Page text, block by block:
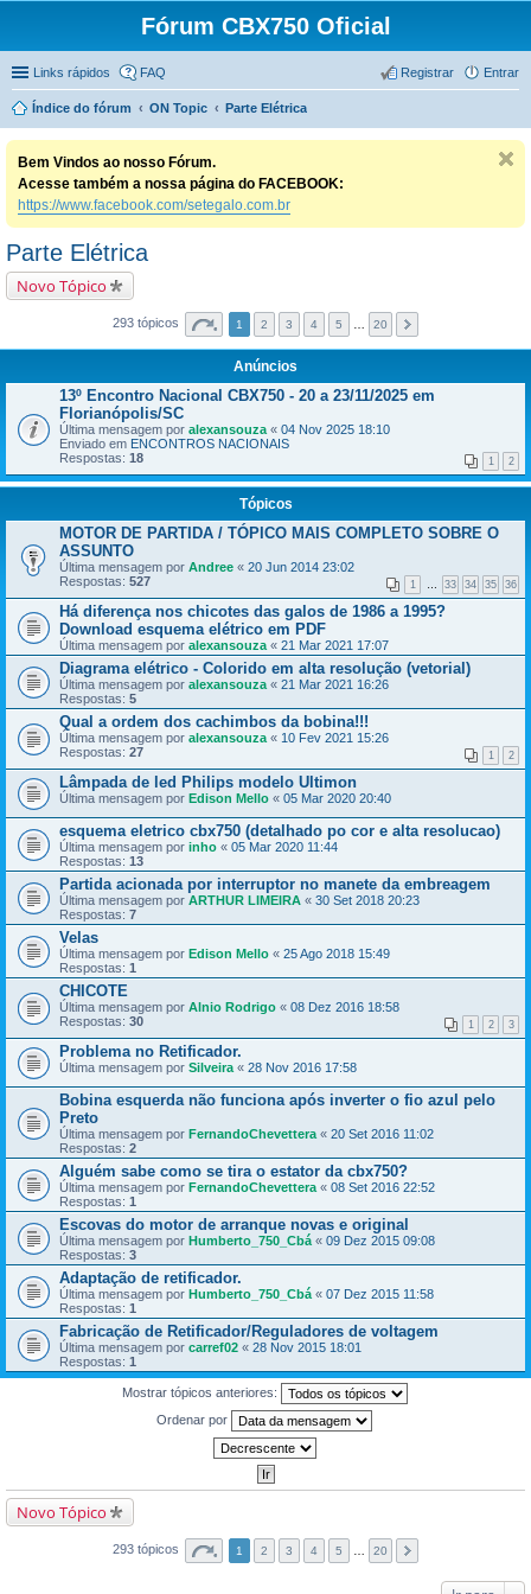
Fórum CBX750 Oficial
Links rápidos FAQ Entrar
Registrar
Índice do fórum ON Topic Parte Elétrica
Bem Vindos ao nosso Fórum.
Acesse também a nossa página do FACEBOOK:
https://www.facebook.com/setegalo.com.br
Parte Elétrica
Novo Tópico
293 tópicos 1 2 3 4 5 20
Anúncios
13º Encontro Nacional CBX750 - 20 a 23/11/2025 em
Florianópolis/SC
Última mensagem por alexansouza « 04 Nov 2025 18:10
Enviado em ENCONTROS NACIONAIS
Respostas: 18 1 2
Tópicos
MOTOR DE PARTIDA / TÓPICO MAIS COMPLETO SOBRE O
ASSUNTO
Última mensagem por Andree « 20 Jun 2014 23:02
Respostas: 527 1 … 33 34 35 36
Há diferença nos chicotes das galos de 1986 a 1995?
Download esquema elétrico em PDF
Última mensagem por alexansouza « 21 Mar 2021 17:07
Diagrama elétrico - Colorido em alta resolução (vetorial)
Última mensagem por alexansouza « 21 Mar 2021 16:26
Respostas: 5
Qual a ordem dos cachimbos da bobina!!!
Última mensagem por alexansouza « 10 Fev 2021 15:26
Respostas: 27 1 2
Lâmpada de led Philips modelo Ultimon
Última mensagem por Edison Mello « 05 Mar 2020 20:40
esquema eletrico cbx750 (detalhado po cor e alta resolucao)
Última mensagem por inho « 05 Mar 2020 11:44
Respostas: 13
Partida acionada por interruptor no manete da embreagem
Última mensagem por ARTHUR LIMEIRA « 30 Set 2018 20:23
Respostas: 7
Velas
Última mensagem por Edison Mello « 25 Ago 2018 15:49
Respostas: 1
CHICOTE
Última mensagem por Alnio Rodrigo « 08 Dez 2016 18:58
Respostas: 30 1 2 3
Problema no Retificador.
Última mensagem por Silveira « 28 Nov 2016 17:58
Bobina esquerda não funciona após inverter o fio azul pelo
Preto
Última mensagem por FernandoChevettera « 20 Set 2016 11:02
Respostas: 2
Alguém sabe como se tira o estator da cbx750?
Última mensagem por FernandoChevettera « 08 Set 2016 22:52
Respostas: 1
Escovas do motor de arranque novas e original
Última mensagem por Humberto_750_Cbá « 09 Dez 2015 09:08
Respostas: 3
Adaptação de retificador.
Última mensagem por Humberto_750_Cbá « 07 Dez 2015 11:58
Respostas: 1
Fabricação de Retificador/Reguladores de voltagem
Última mensagem por carref02 « 28 Nov 2015 18:01
Respostas: 1
Mostrar tópicos anteriores:
Ordenar por
Novo Tópico
293 tópicos 1 2 3 4 5 20